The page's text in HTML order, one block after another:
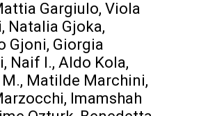
Gargiulo, Viola
Natalia Gjoka,
Gjoni, Giorgia
Naif I., Aldo Kola,
Matilde Marchini,
Imamshah